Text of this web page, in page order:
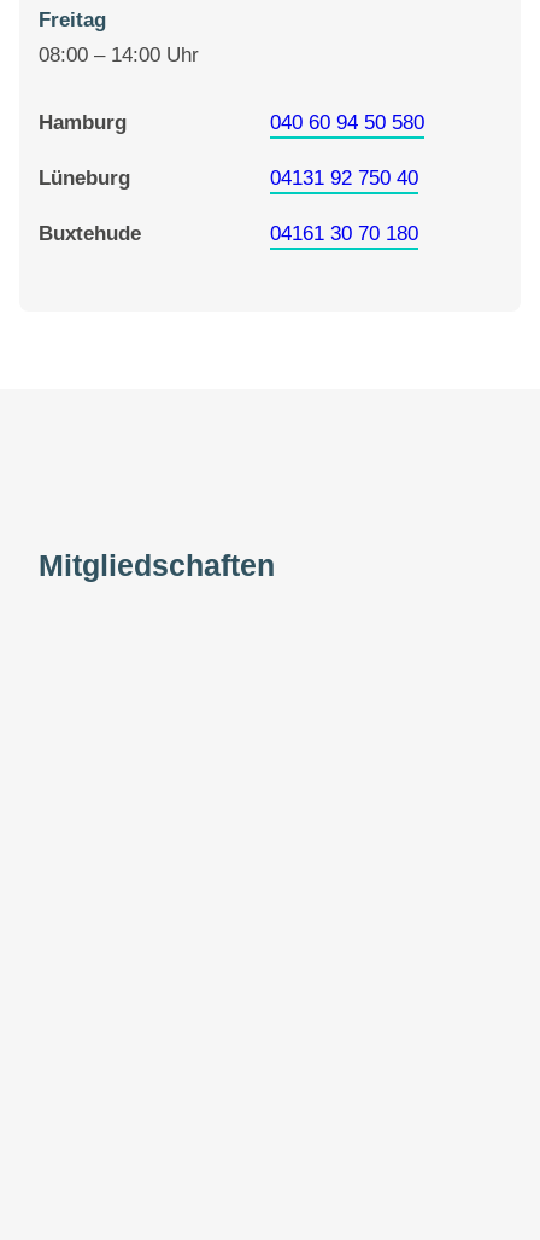
Freitag
08:00 – 14:00 Uhr
Hamburg
Lüneburg
Buxtehude
040 60 94 50 580
04131 92 750 40
04161 30 70 180
Mitgliedschaften